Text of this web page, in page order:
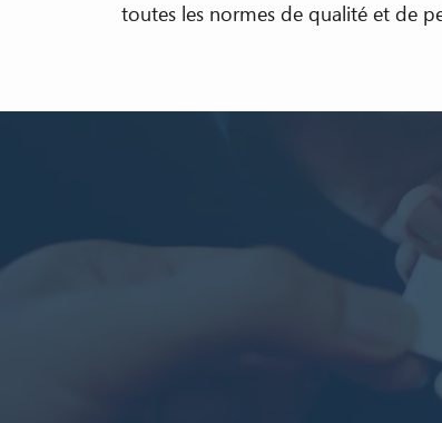
toutes les normes de qualité et de